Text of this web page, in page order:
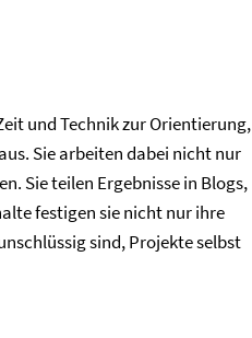
und Technik zur Orientierung,
Sie arbeiten dabei nicht nur
Sie teilen Ergebnisse in Blogs,
festigen sie nicht nur ihre
sind, Projekte selbst